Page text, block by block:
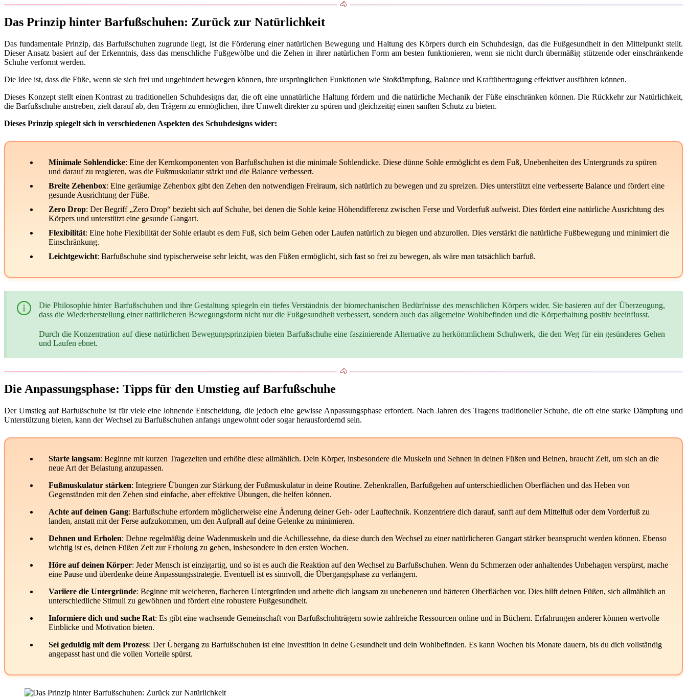
Das Prinzip hinter Barfußschuhen: Zurück zur Natürlichkeit
Das fundamentale Prinzip, das Barfußschuhen zugrunde liegt, ist die Förderung einer natürlichen Bewegung und Haltung des Körpers durch ein Schuhdesign, das die Fußgesundheit in den Mittelpunkt stellt.
Dieser Ansatz basiert auf der Erkenntnis, dass das menschliche Fußgewölbe und die Zehen in ihrer natürlichen Form am besten funktionieren, wenn sie nicht durch übermäßig stützende oder einschränkende
Schuhe verformt werden.
Die Idee ist, dass die Füße, wenn sie sich frei und ungehindert bewegen können, ihre ursprünglichen Funktionen wie Stoßdämpfung, Balance und Kraftübertragung effektiver ausführen können.
Dieses Konzept stellt einen Kontrast zu traditionellen Schuhdesigns dar, die oft eine unnatürliche Haltung fördern und die natürliche Mechanik der Füße einschränken können. Die Rückkehr zur Natürlichkeit,
die Barfußschuhe anstreben, zielt darauf ab, den Trägern zu ermöglichen, ihre Umwelt direkter zu spüren und gleichzeitig einen sanften Schutz zu bieten.
Dieses Prinzip spiegelt sich in verschiedenen Aspekten des Schuhdesigns wider:
Minimale Sohlendicke: Eine der Kernkomponenten von Barfußschuhen ist die minimale Sohlendicke. Diese dünne Sohle ermöglicht es dem Fuß, Unebenheiten des Untergrunds zu spüren
und darauf zu reagieren, was die Fußmuskulatur stärkt und die Balance verbessert.
Breite Zehenbox: Eine geräumige Zehenbox gibt den Zehen den notwendigen Freiraum, sich natürlich zu bewegen und zu spreizen. Dies unterstützt eine verbesserte Balance und fördert eine
gesunde Ausrichtung der Füße.
Zero Drop: Der Begriff „Zero Drop“ bezieht sich auf Schuhe, bei denen die Sohle keine Höhendifferenz zwischen Ferse und Vorderfuß aufweist. Dies fördert eine natürliche Ausrichtung des
Körpers und unterstützt eine gesunde Gangart.
Flexibilität: Eine hohe Flexibilität der Sohle erlaubt es dem Fuß, sich beim Gehen oder Laufen natürlich zu biegen und abzurollen. Dies verstärkt die natürliche Fußbewegung und minimiert die
Einschränkung.
Leichtgewicht: Barfußschuhe sind typischerweise sehr leicht, was den Füßen ermöglicht, sich fast so frei zu bewegen, als wäre man tatsächlich barfuß.
Die Philosophie hinter Barfußschuhen und ihre Gestaltung spiegeln ein tiefes Verständnis der biomechanischen Bedürfnisse des menschlichen Körpers wider. Sie basieren auf der Überzeugung,
dass die Wiederherstellung einer natürlicheren Bewegungsform nicht nur die Fußgesundheit verbessert, sondern auch das allgemeine Wohlbefinden und die Körperhaltung positiv beeinflusst.
Durch die Konzentration auf diese natürlichen Bewegungsprinzipien bieten Barfußschuhe eine faszinierende Alternative zu herkömmlichem Schuhwerk, die den Weg für ein gesünderes Gehen
und Laufen ebnet.
Die Anpassungsphase: Tipps für den Umstieg auf Barfußschuhe
Der Umstieg auf Barfußschuhe ist für viele eine lohnende Entscheidung, die jedoch eine gewisse Anpassungsphase erfordert. Nach Jahren des Tragens traditioneller Schuhe, die oft eine starke Dämpfung und
Unterstützung bieten, kann der Wechsel zu Barfußschuhen anfangs ungewohnt oder sogar herausfordernd sein.
Starte langsam: Beginne mit kurzen Tragezeiten und erhöhe diese allmählich. Dein Körper, insbesondere die Muskeln und Sehnen in deinen Füßen und Beinen, braucht Zeit, um sich an die
neue Art der Belastung anzupassen.
Fußmuskulatur stärken: Integriere Übungen zur Stärkung der Fußmuskulatur in deine Routine. Zehenkrallen, Barfußgehen auf unterschiedlichen Oberflächen und das Heben von
Gegenständen mit den Zehen sind einfache, aber effektive Übungen, die helfen können.
Achte auf deinen Gang: Barfußschuhe erfordern möglicherweise eine Änderung deiner Geh- oder Lauftechnik. Konzentriere dich darauf, sanft auf dem Mittelfuß oder dem Vorderfuß zu
landen, anstatt mit der Ferse aufzukommen, um den Aufprall auf deine Gelenke zu minimieren.
Dehnen und Erholen: Dehne regelmäßig deine Wadenmuskeln und die Achillessehne, da diese durch den Wechsel zu einer natürlicheren Gangart stärker beansprucht werden können. Ebenso
wichtig ist es, deinen Füßen Zeit zur Erholung zu geben, insbesondere in den ersten Wochen.
Höre auf deinen Körper: Jeder Mensch ist einzigartig, und so ist es auch die Reaktion auf den Wechsel zu Barfußschuhen. Wenn du Schmerzen oder anhaltendes Unbehagen verspürst, mache
eine Pause und überdenke deine Anpassungsstrategie. Eventuell ist es sinnvoll, die Übergangsphase zu verlängern.
Variiere die Untergründe: Beginne mit weicheren, flacheren Untergründen und arbeite dich langsam zu unebeneren und härteren Oberflächen vor. Dies hilft deinen Füßen, sich allmählich an
unterschiedliche Stimuli zu gewöhnen und fördert eine robustere Fußgesundheit.
Informiere dich und suche Rat: Es gibt eine wachsende Gemeinschaft von Barfußschuhträgern sowie zahlreiche Ressourcen online und in Büchern. Erfahrungen anderer können wertvolle
Einblicke und Motivation bieten.
Sei geduldig mit dem Prozess: Der Übergang zu Barfußschuhen ist eine Investition in deine Gesundheit und dein Wohlbefinden. Es kann Wochen bis Monate dauern, bis du dich vollständig
angepasst hast und die vollen Vorteile spürst.